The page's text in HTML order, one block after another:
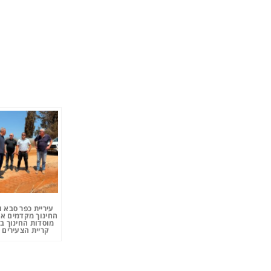
עיריית כפר
החינוך מקדמים
מוסדות החינוך
קריית